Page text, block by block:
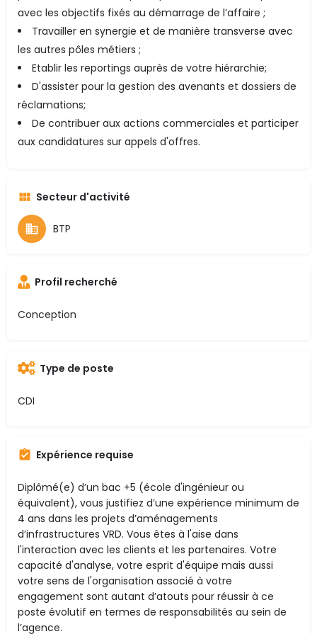
avec les objectifs fixés au démarrage de l’affaire ;
Travailler en synergie et de manière transverse avec
les autres pôles métiers ;
Etablir les reportings auprès de votre hiérarchie;
D'assister pour la gestion des avenants et dossiers de
réclamations;
De contribuer aux actions commerciales et participer
aux candidatures sur appels d'offres.
Secteur d'activité
BTP
Profil recherché
Conception
Type de poste
CDI
Expérience requise
Diplômé(e) d’un bac +5 (école d'ingénieur ou
équivalent), vous justifiez d’une expérience minimum de
4 ans dans les projets d’aménagements
d’infrastructures VRD. Vous êtes à l'aise dans
l'interaction avec les clients et les partenaires. Votre
capacité d'analyse, votre esprit d'équipe mais aussi
votre sens de l'organisation associé à votre
engagement sont autant d’atouts pour réussir à ce
poste évolutif en termes de responsabilités au sein de
l’agence.